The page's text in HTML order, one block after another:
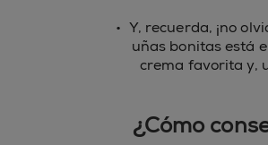
• Y, recuerda, ¡no
uñas bonitas está
crema favorita y,
¿Cómo